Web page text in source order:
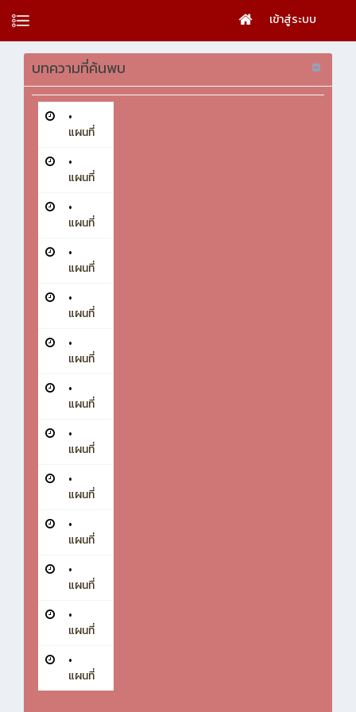
เข้าสู่ระบบ
บทความที่ค้นพบ
•
แผนที่
•
แผนที่
•
แผนที่
•
แผนที่
•
แผนที่
•
แผนที่
•
แผนที่
•
แผนที่
•
แผนที่
•
แผนที่
•
แผนที่
•
แผนที่
•
แผนที่